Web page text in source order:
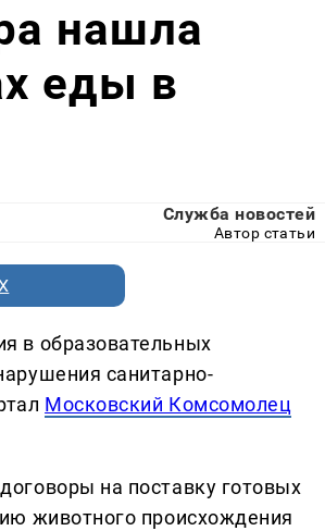
нашла
еды в
Служба новостей
Автор статьи
в образовательных
санитарно-
Московский Комсомолец
на поставку готовых
животного происхождения